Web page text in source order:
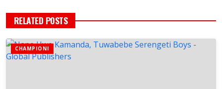
RELATED POSTS
CHAMPIONI